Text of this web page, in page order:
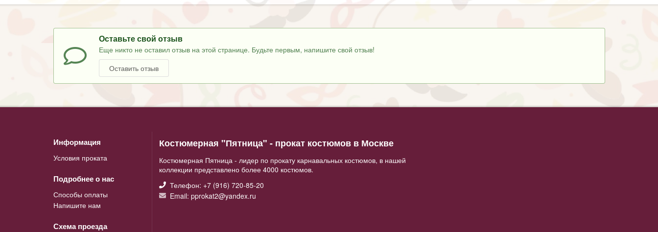
Оставьте свой отзыв
Еще никто не оставил отзыв на этой странице. Будьте первым, напишите свой отзыв!
Оставить отзыв
Информация
Условия проката
Подробнее о нас
Способы оплаты
Напишите нам
Схема проезда
Костюмерная "Пятница" - прокат костюмов в Москве
Костюмерная Пятница - лидер по прокату карнавальных костюмов, в нашей
коллекции представлено более 4000 костюмов.
Телефон: +7 (916) 720-85-20
Email: pprokat2@yandex.ru